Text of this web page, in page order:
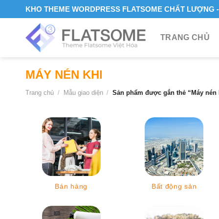
to
KHO THEME WORDPRESS FLATSOME CHẤT LƯỢNG
TRANG CHỦ
MÁY NÉN KHI
Trang chủ / Mẫu giao diện / Sản phẩm được gắn thẻ “Máy nén
Bán hàng Bất động sản